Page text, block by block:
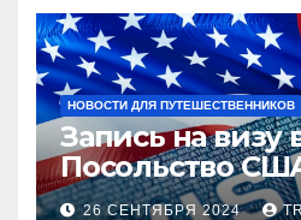
НОВОСТИ ДЛЯ ПУТЕШЕСТВЕННИКОВ
Запись на визу
Посольство
Пошаговое
26 СЕНТЯБРЯ 2024